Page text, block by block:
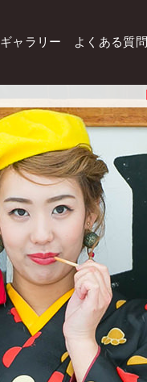
ギャラリー よくある質問